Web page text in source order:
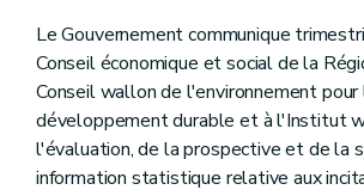
Le Gouvernement communique
Conseil économique et social de la
Conseil wallon de l'environnement pour
développement durable et à l'Institut
l'évaluation, de la prospective et de la
information statistique relative aux